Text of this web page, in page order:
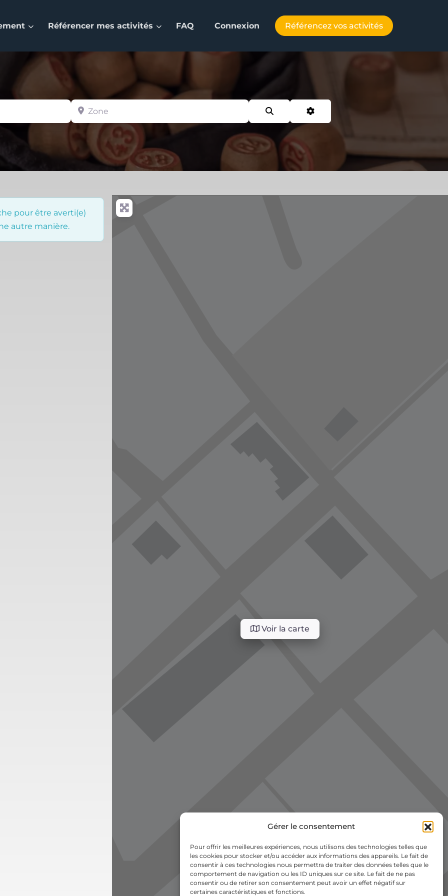
Gérer le consentement
Pour offrir les meilleures expériences, nous utilisons des technologies telles que
les cookies pour stocker et/ou accéder aux informations des appareils. Le fait de
consentir à ces technologies nous permettra de traiter des données telles que le
comportement de navigation ou les ID uniques sur ce site. Le fait de ne pas
consentir ou de retirer son consentement peut avoir un effet négatif sur
certaines caractéristiques et fonctions.
Référencer mes activités FAQ Connexion Référencez vos activités
Zone Advanced Filters
pour être averti(e)
autre manière.
Voir la carte